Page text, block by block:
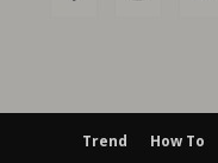
Trend How To